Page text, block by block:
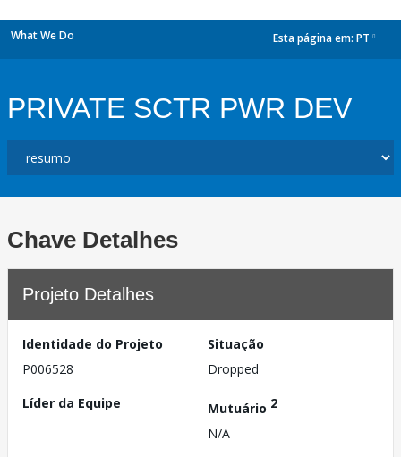
What We Do Esta página em: PT
PRIVATE SCTR PWR DEV
Chave Detalhes
Projeto Detalhes
Identidade do Projeto
P006528
Situação
Dropped
Líder da Equipe
Mutuário 2
N/A